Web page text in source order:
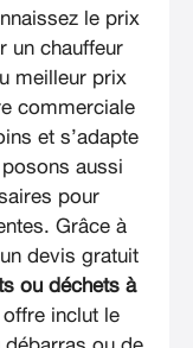
le prix
un chauffeur
meilleur prix
commerciale
et s’adapte
aussi
pour
Grâce à
devis gratuit
ou déchets à
inclut le